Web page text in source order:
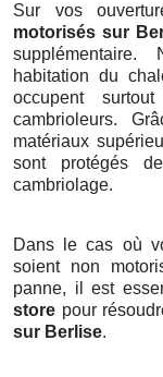
Sur vos
motorisés sur
habitation du
occupent
cambrioleurs.
matériaux
sont protégés
cambriolage.
Dans le cas où
soient non
panne, il est
store pour
sur Berlise.